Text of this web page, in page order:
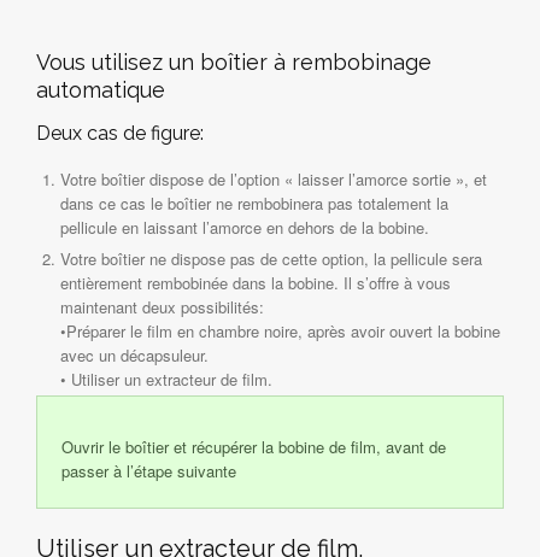
Vous utilisez un boîtier à rembobinage
automatique
Deux cas de figure:
Votre boîtier dispose de l’option « laisser l’amorce sortie », et
dans ce cas le boîtier ne rembobinera pas totalement la
pellicule en laissant l’amorce en dehors de la bobine.
Votre boîtier ne dispose pas de cette option, la pellicule sera
entièrement rembobinée dans la bobine. Il s’offre à vous
maintenant deux possibilités:
•Préparer le film en chambre noire, après avoir ouvert la bobine
avec un décapsuleur.
• Utiliser un extracteur de film.
Ouvrir le boîtier et récupérer la bobine de film, avant de
passer à l’étape suivante
Utiliser un extracteur de film.